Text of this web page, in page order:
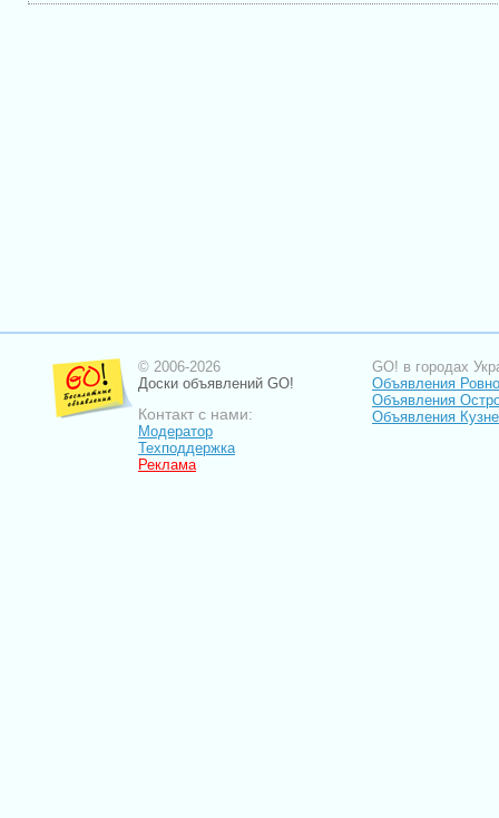
© 2006-2026
Доски объявлений GO!
Контакт с нами:
Модератор
Техподдержка
Реклама
GO! в городах
Объявления Ровно
Объявления
Объявления